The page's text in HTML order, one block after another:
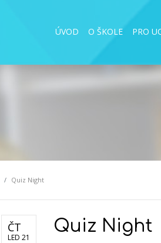
ÚVOD O ŠKOLE PRO
Quiz Night
ČT
LED 21
Quiz Night